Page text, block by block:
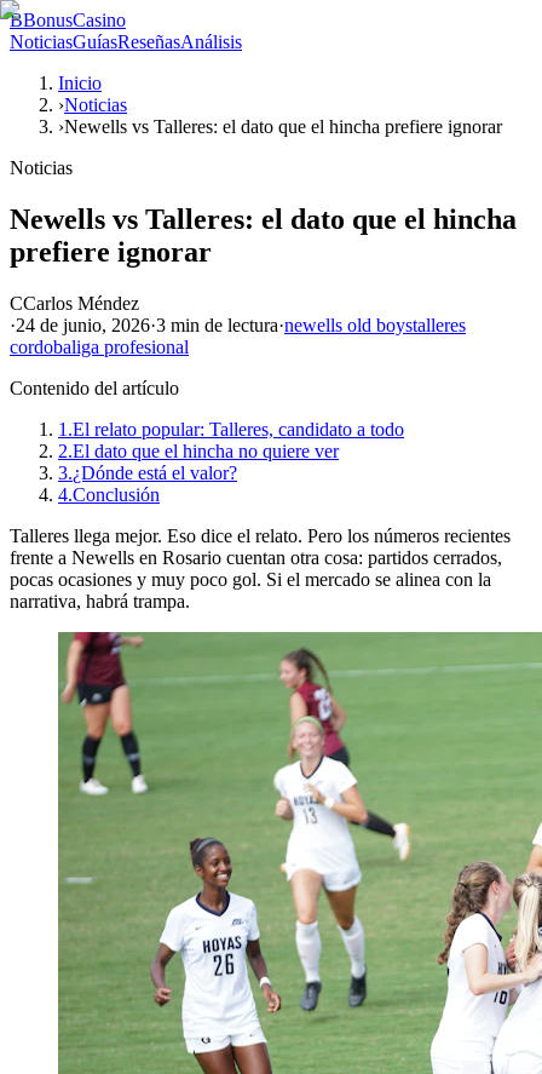
BBonusCasino
NoticiasGuíasReseñasAnálisis
Inicio
›Noticias
›Newells vs Talleres: el dato que el hincha prefiere ignorar
Noticias
Newells vs Talleres: el dato que el hincha
prefiere ignorar
CCarlos Méndez
·24 de junio, 2026·3 min de lectura·newells old boystalleres
cordobaliga profesional
Contenido del artículo
1.El relato popular: Talleres, candidato a todo
2.El dato que el hincha no quiere ver
3.¿Dónde está el valor?
4.Conclusión
Talleres llega mejor. Eso dice el relato. Pero los números recientes
frente a Newells en Rosario cuentan otra cosa: partidos cerrados,
pocas ocasiones y muy poco gol. Si el mercado se alinea con la
narrativa, habrá trampa.